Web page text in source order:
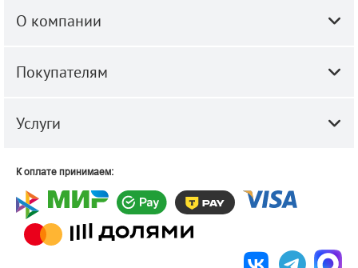
О компании
Покупателям
Услуги
К оплате принимаем: